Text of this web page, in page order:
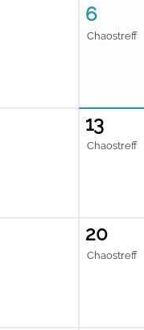
6
Chaostreff
13
Chaostreff
20
Chaostreff